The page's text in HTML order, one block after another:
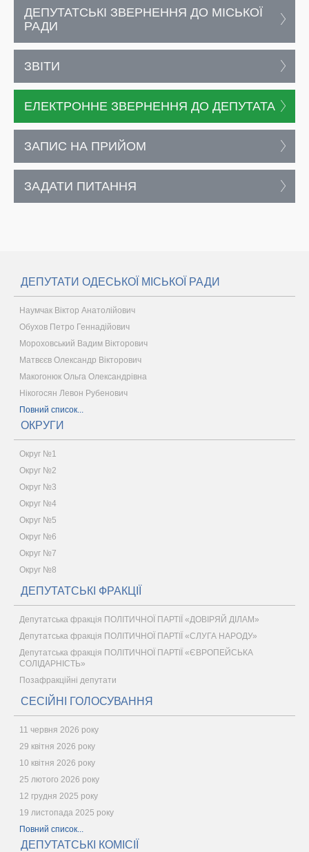
ДЕПУТАТСЬКІ ЗВЕРНЕННЯ ДО МІСЬКОЇ
РАДИ
ЗВІТИ
ЕЛЕКТРОННЕ ЗВЕРНЕННЯ ДО ДЕПУТАТА
ЗАПИС НА ПРИЙОМ
ЗАДАТИ ПИТАННЯ
ДЕПУТАТИ ОДЕСЬКОЇ МІСЬКОЇ РАДИ
Наумчак Віктор Анатолійович
Обухов Петро Геннадійович
Мороховський Вадим Вікторович
Матвєєв Олександр Вікторович
Макогонюк Ольга Олександрівна
Нікогосян Левон Рубенович
Повний список...
ОКРУГИ
Округ №1
Округ №2
Округ №3
Округ №4
Округ №5
Округ №6
Округ №7
Округ №8
ДЕПУТАТСЬКІ ФРАКЦІЇ
Депутатська фракція ПОЛІТИЧНОЇ ПАРТІЇ «ДОВІРЯЙ ДІЛАМ»
Депутатська фракція ПОЛІТИЧНОЇ ПАРТІЇ «СЛУГА НАРОДУ»
Депутатська фракція ПОЛІТИЧНОЇ ПАРТІЇ «ЄВРОПЕЙСЬКА
СОЛІДАРНІСТЬ»
Позафракційні депутати
СЕСІЙНІ ГОЛОСУВАННЯ
11 червня 2026 року
29 квітня 2026 року
10 квітня 2026 року
25 лютого 2026 року
12 грудня 2025 року
19 листопада 2025 року
Повний список...
ДЕПУТАТСЬКІ КОМІСІЇ